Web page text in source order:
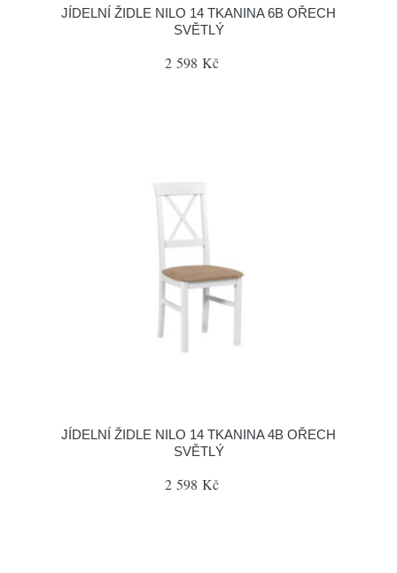
JÍDELNÍ ŽIDLE NILO 14 TKANINA 6B OŘECH
SVĚTLÝ
2 598 Kč
JÍDELNÍ ŽIDLE NILO 14 TKANINA 4B OŘECH
SVĚTLÝ
2 598 Kč